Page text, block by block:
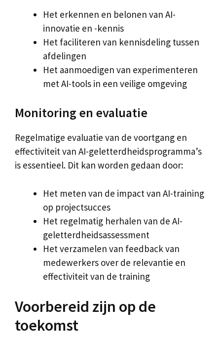
Het erkennen en belonen van AI-
innovatie en -kennis
Het faciliteren van kennisdeling tussen
afdelingen
Het aanmoedigen van experimenteren
met AI-tools in een veilige omgeving
Monitoring en evaluatie
Regelmatige evaluatie van de voortgang en
effectiviteit van AI-geletterdheidsprogramma’s
is essentieel. Dit kan worden gedaan door:
Het meten van de impact van AI-training
op projectsucces
Het regelmatig herhalen van de AI-
geletterdheidsassessment
Het verzamelen van feedback van
medewerkers over de relevantie en
effectiviteit van de training
Voorbereid zijn op de
toekomst